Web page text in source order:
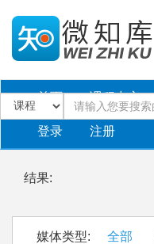
首页 课程中心
登录 注册
结果:
媒体类型: 全部